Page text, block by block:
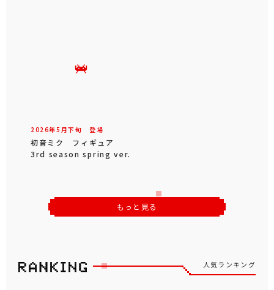
2026年5 月下旬 登場
初音ミク フィギュア
3rd season spring ver.
もっと見る
人気ランキング